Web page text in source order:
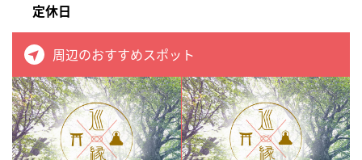
定休日
周辺のおすすめスポット